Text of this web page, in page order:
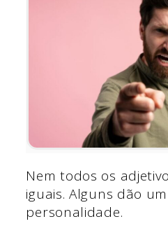
Nem todos os
iguais. Alguns dão
personalidade.